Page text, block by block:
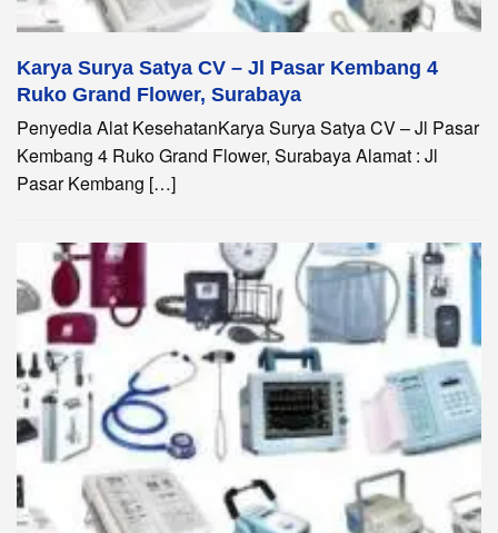
Karya Surya Satya CV – Jl Pasar Kembang 4
Ruko Grand Flower, Surabaya
Penyedia Alat KesehatanKarya Surya Satya CV – Jl Pasar
Kembang 4 Ruko Grand Flower, Surabaya Alamat : Jl
Pasar Kembang […]